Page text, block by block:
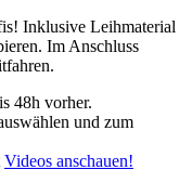
Inklusive Leihmaterial
Im Anschluss
48h vorher.
und zum
Videos anschauen!